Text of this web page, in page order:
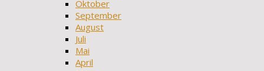
Oktober
September
August
Juli
Mai
April